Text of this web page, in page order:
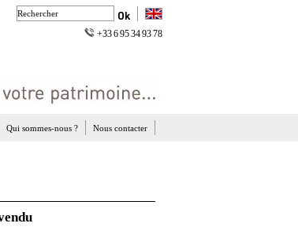
+33 6 95 34 93 78
Nous contacter
Qui sommes-nous ?